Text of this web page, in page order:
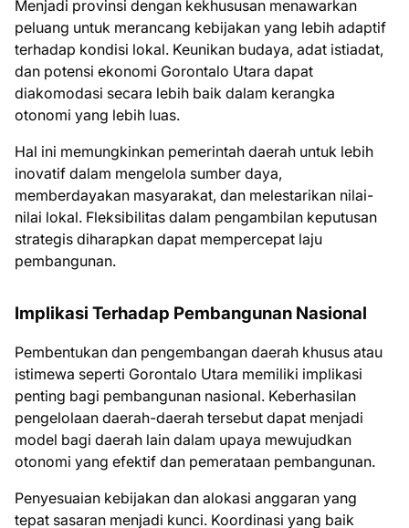
Menjadi provinsi dengan kekhususan menawarkan
peluang untuk merancang kebijakan yang lebih adaptif
terhadap kondisi lokal. Keunikan budaya, adat istiadat,
dan potensi ekonomi Gorontalo Utara dapat
diakomodasi secara lebih baik dalam kerangka
otonomi yang lebih luas.
Hal ini memungkinkan pemerintah daerah untuk lebih
inovatif dalam mengelola sumber daya,
memberdayakan masyarakat, dan melestarikan nilai-
nilai lokal. Fleksibilitas dalam pengambilan keputusan
strategis diharapkan dapat mempercepat laju
pembangunan.
Implikasi Terhadap Pembangunan Nasional
Pembentukan dan pengembangan daerah khusus atau
istimewa seperti Gorontalo Utara memiliki implikasi
penting bagi pembangunan nasional. Keberhasilan
pengelolaan daerah-daerah tersebut dapat menjadi
model bagi daerah lain dalam upaya mewujudkan
otonomi yang efektif dan pemerataan pembangunan.
Penyesuaian kebijakan dan alokasi anggaran yang
tepat sasaran menjadi kunci. Koordinasi yang baik